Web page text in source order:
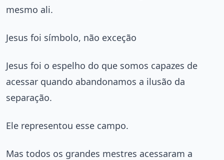
mesmo ali.
Jesus foi símbolo, não exceção
Jesus foi o espelho do que somos capazes de
acessar quando abandonamos a ilusão da
separação.
Ele representou esse campo.
Mas todos os grandes mestres acessaram a